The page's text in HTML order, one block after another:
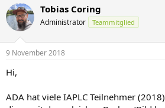
s
t
e
l
e
s
e
t
Tobias Coring
Administrator Teammitglied
9 November 2018
Hi,
ADA hat viele IAPLC Teilnehmer